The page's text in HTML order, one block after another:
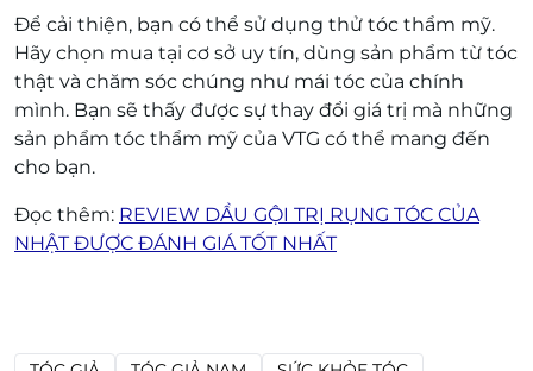
Để cải thiện, bạn có thể sử dụng thử tóc thẩm mỹ.
Hãy chọn mua tại cơ sở uy tín, dùng sản phẩm từ tóc
thật và chăm sóc chúng như mái tóc của chính
mình. Bạn sẽ thấy được sự thay đổi giá trị mà những
sản phẩm tóc thẩm mỹ của VTG có thể mang đến
cho bạn.
Đọc thêm: REVIEW DẦU GỘI TRỊ RỤNG TÓC CỦA
NHẬT ĐƯỢC ĐÁNH GIÁ TỐT NHẤT